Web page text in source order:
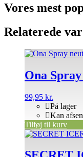
Vores mest
Relaterede
Ona
99,95 kr.
På lager
Kan
Tilføj til kurv